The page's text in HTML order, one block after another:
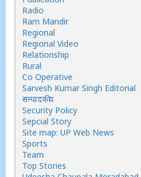
Radio
Ram Mandir
Regional
Regional Video
Relationship
Rural
Co Operative
Sarvesh Kumar Singh Editorial
सम्पादकीय
Security Policy
Sepcial Story
Site map: UP Web News
Sports
Team
Top Stories